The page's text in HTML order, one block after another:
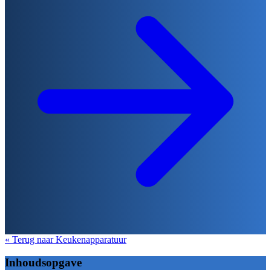
« Terug naar Keukenapparatuur
Inhoudsopgave